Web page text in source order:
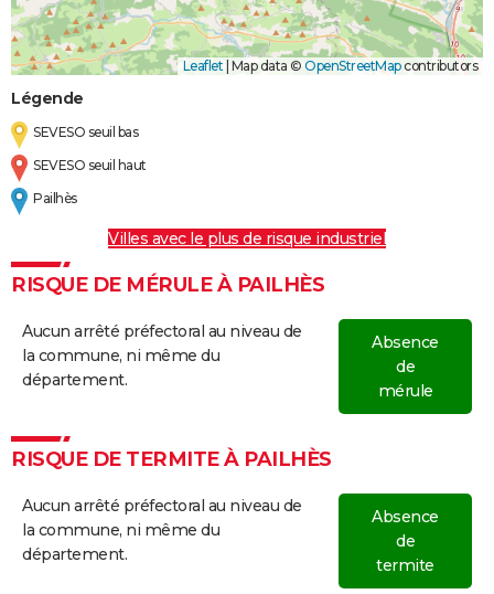
Leaflet | Map data © OpenStreetMapcontributors
Légende
SEVESO seuil bas
SEVESO seuil haut
Pailhès
Villes avec le plus de risque industriel
RISQUE DE MÉRULE À PAILHÈS
Aucun arrêté préfectoral au niveau de
la commune, ni même du
département.
Absence
de
mérule
RISQUE DE TERMITE À PAILHÈS
Aucun arrêté préfectoral au niveau de
la commune, ni même du
département.
Absence
de
termite